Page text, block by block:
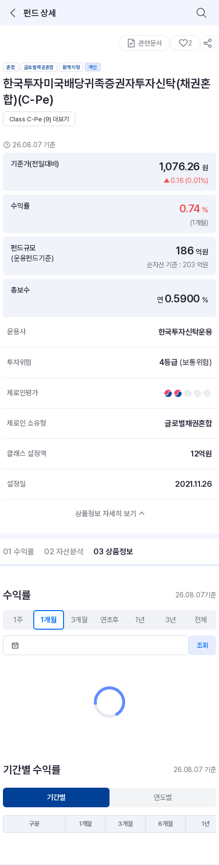
펀드 상세
구성종목 검색
관련문서 2
혼합 글로벌채권혼합 환헷지형 개인
한국투자미국배당귀족증권자투자신탁(채권혼
합)(C-Pe)
Class C-Pe (9) 더보기
26.08.07 기준
기준가(전일대비) 1,076.26 원
0.16 (0.01%)
수익률 0.74 %
(1개월)
펀드규모
(운용펀드기준)
186 억원
순자산 기준 : 203 억원
총보수
연 0.5900 %
운용사 한국투자신탁운용
투자위험 4등급 (보통위험)
제로인평가
제로인 소유형 글로벌채권혼합
클래스 설정액 12억원
설정일 2021.11.26
상품정보 자세히 보기
01 수익률 02 자산분석 03 상품정보
수익률 26.08.07기준
1주 1개월 3개월 연초후 1년 3년 전체
조회
기간별 수익률 26.08.07 기준
기간별 연도별
구분 1개월 3개월 6개월 1년
추천 메뉴
ETF 랭킹
월배당 · 모으기 · 포트래빗 관리
월배당 포트
포트래빗 관리
미국 ETF 검색
ETF 비교
연금 ETF 검색
ETF트렌드 ETF 랭킹 · ETF 찾기 · 종목찾기
미국ETF테마
연금 펀드 검색
투자 라이브러리
ETF 처음투자
내맘대로 만들기
DIY 포트 관리
고객라운지
이벤트
공지사항
FAQ